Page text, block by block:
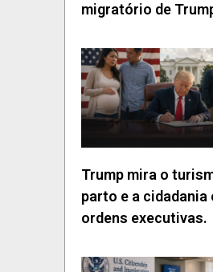
migratório de
Trump mira o
parto e a cidadania
ordens executivas.